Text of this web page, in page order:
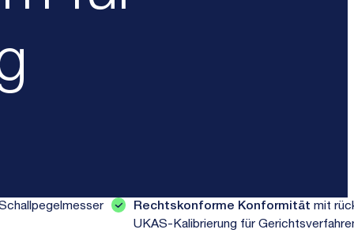
Rechtskonforme Konformität mit
UKAS-Kalibrierung für